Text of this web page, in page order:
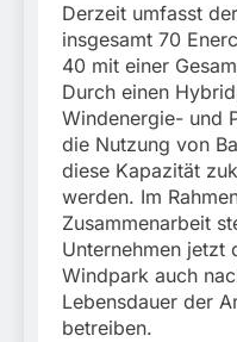
Derzeit umfasst
insgesamt 70
40 mit einer
Durch einen
Windenergie- und
die Nutzung von
diese Kapazität
werden. Im
Zusammenarbeit
Unternehmen jetzt
Windpark auch
Lebensdauer der
betreiben.